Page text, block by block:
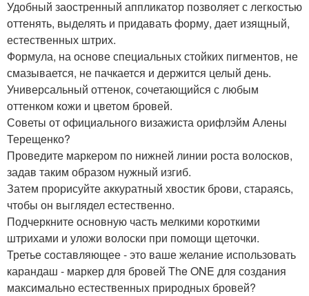
Удобный заостренный аппликатор позволяет с легкостью
оттенять, выделять и придавать форму, дает изящный,
естественных штрих.
Формула, на основе специальных стойких пигментов, не
смазывается, не пачкается и держится целый день.
Универсальный оттенок, сочетающийся с любым
оттенком кожи и цветом бровей.
Советы от официального визажиста орифлэйм Алены
Терещенко?
Проведите маркером по нижней линии роста волосков,
задав таким образом нужный изгиб.
Затем прорисуйте аккуратный хвостик брови, стараясь,
чтобы он выглядел естественно.
Подчеркните основную часть мелкими короткими
штрихами и уложи волоски при помощи щеточки.
Третье составляющее - это ваше желание использовать
карандаш - маркер для бровей The ONE для создания
максимально естественных природных бровей?